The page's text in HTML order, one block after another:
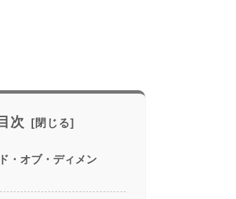
次
・オブ・ディメン